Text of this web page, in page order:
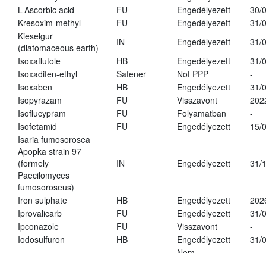
L-Ascorbic acid
FU Engedélyezett
30/
Kresoxim-methyl
FU Engedélyezett
31/
Kieselgur
(diatomaceous earth)
IN Engedélyezett
31/
Isoxaflutole
HB Engedélyezett
31/
Isoxadifen-ethyl
Safener Not PPP
-
Isoxaben
HB Engedélyezett
31/
Isopyrazam
FU Visszavont
Isoflucypram
FU Folyamatban
-
Isofetamid
FU Engedélyezett
15/
Isaria fumosorosea
Apopka strain 97
(formely
Paecilomyces
fumosoroseus)
IN Engedélyezett 31/
Iron sulphate HB Engedélyezett
Iprovalicarb
FU Engedélyezett
31/
Ipconazole
FU Visszavont
-
Iodosulfuron
HB Engedélyezett
31/